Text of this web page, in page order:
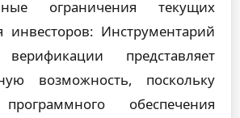
ограничения текущих
инвесторов: Инструментарий
представляет
возможность, поскольку
обеспечения